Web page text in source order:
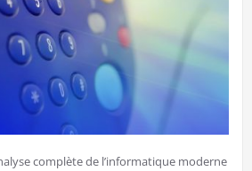
complète de l’informatique moderne